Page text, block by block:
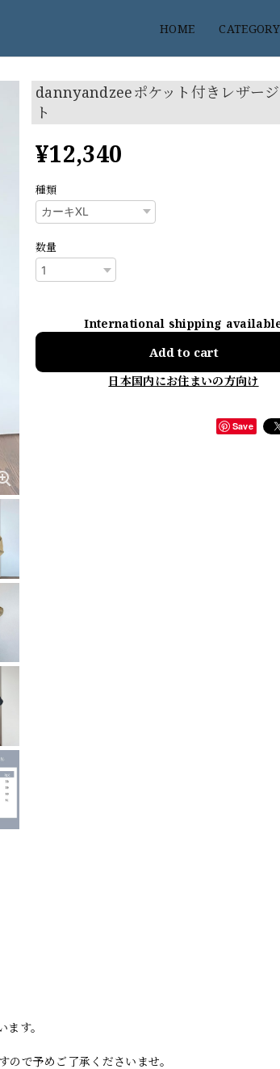
HOME CATEGORY
dannyandzeeポケット付きレザージ
ト
¥12,340
種類
数量
International shipping
Add to cart
日本国内にお住まいの方向け
Save
す。
で予めご了承くださいませ。